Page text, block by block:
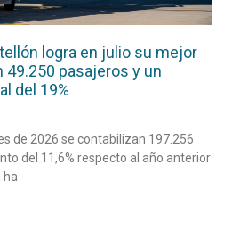
logra en julio su mejor
pasajeros y un
del 19%
de 2026 se contabilizan 197.256
del 11,6% respecto al año anterior
ha